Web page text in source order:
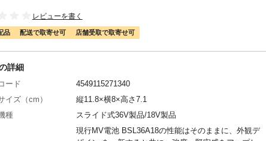
レビューを書く
品 配送で取寄せ可 店舗受取で取寄せ可
詳細
ード
4549115271340
イズ（cm）
縦11.8×横8×高さ7.1
種
スライド式36V製品/18V製品
現行MV電池 BSL36A18の性能はそのままに、外観デ